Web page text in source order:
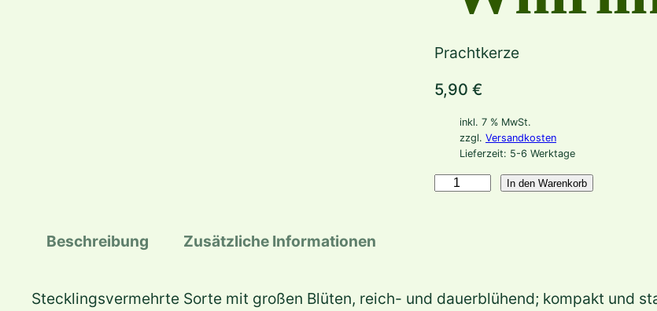
Prachtkerze
5,90 €
inkl. 7 % MwSt.
zzgl. Versandkosten
Lieferzeit: 5-6 Werktage
In den Warenkorb
Beschreibung Zusätzliche Informationen
Stecklingsvermehrte Sorte mit großen Blüten, reich- und dauerblühend; kompakt und